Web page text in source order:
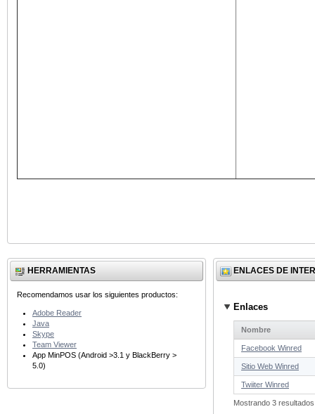
HERRAMIENTAS
Recomendamos usar los siguientes productos:
Adobe Reader
Java
Skype
Team Viewer
App MinPOS (Android >3.1 y BlackBerry >
5.0)
ENLACES DE
Enlaces
Nombre
Facebook Winred
Sitio Web Winred
Twiiter Winred
Mostrando 3